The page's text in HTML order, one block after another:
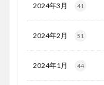
2024年3月 41
2024年2月 51
2024年1月 44